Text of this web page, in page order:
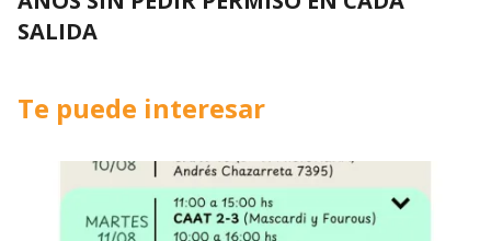
SALIDA
Te puede interesar